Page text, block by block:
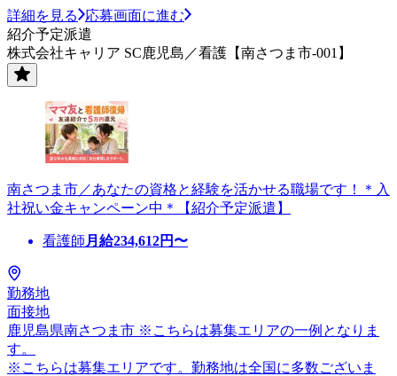
詳細を見る
応募画面に進む
紹介予定派遣
株式会社キャリア SC鹿児島／看護【南さつま市-001】
南さつま市／あなたの資格と経験を活かせる職場です！＊入
社祝い金キャンペーン中＊【紹介予定派遣】
看護師 月給234,612円〜
勤務地
面接地
鹿児島県南さつま市 ※こちらは募集エリアの一例となりま
す。
※こちらは募集エリアです。勤務地は全国に多数ございま